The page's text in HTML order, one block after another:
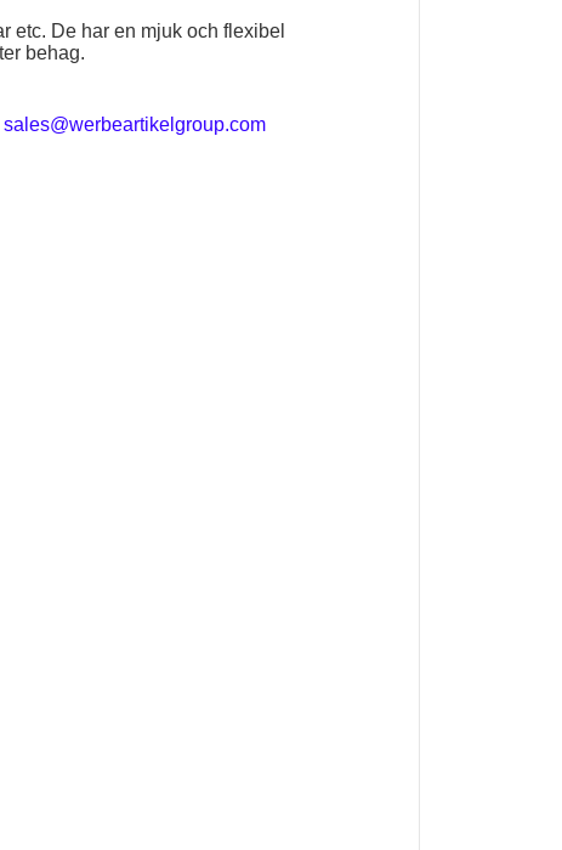
etc. De har en mjuk och flexibel
behag.
sales@werbeartikelgroup.com